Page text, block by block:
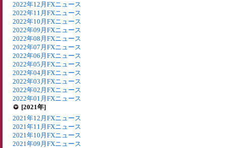
2022年12月FXニュース
2022年11月FXニュース
2022年10月FXニュース
2022年09月FXニュース
2022年08月FXニュース
2022年07月FXニュース
2022年06月FXニュース
2022年05月FXニュース
2022年04月FXニュース
2022年03月FXニュース
2022年02月FXニュース
2022年01月FXニュース
[2021年]
2021年12月FXニュース
2021年11月FXニュース
2021年10月FXニュース
2021年09月FXニュース